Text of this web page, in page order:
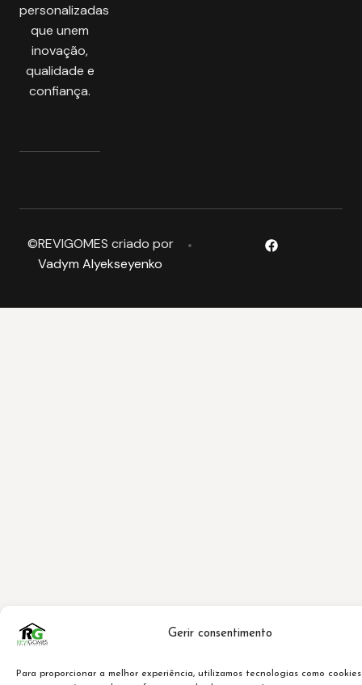
Gerir consentimento
Para proporcionar a melhor experiência, utilizamos tecnologias como
personalizadas
que unem
inovação,
qualidade e
confiança.
©REVIGOMES criado por
Vadym Alyekseyenko